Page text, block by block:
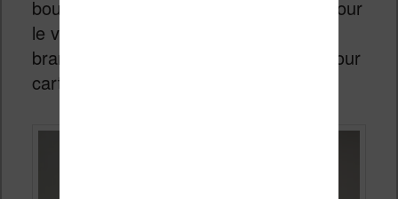
bouton marche / arrêt, deux boutons pour
le volume, une prise jack 3,5 mm pour
brancher un casque audio et un port pour
carte au format micro-SD.